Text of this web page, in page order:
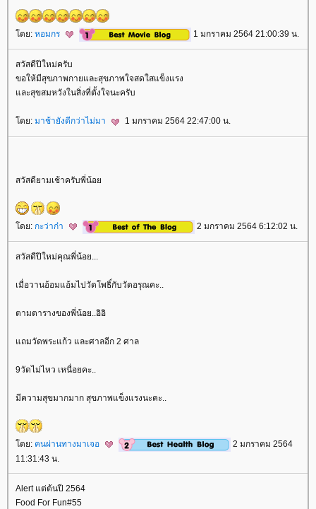
ดย: หอมกร 1 มกราคม 2564 21:00:39 น.
สวัสดีปีใหม่ครับ
ขอให้มีสุขภาพกายและสุขภาพใจสดใสแข็งแรง
ละสุขสมหวังในสิ่งที่ตั้งใจนะครับ
ดย: มาช้ายังดีกว่าไม่มา 1 มกราคม 2564 22:47:00 น.
สวัสดียามเช้าครับพี่น้อ
ดย: กะว่าก๋า 2 มกราคม 2564 6:12:02 น.
สวัสดีปีใหม่คุณพี่น้อย...
เมื่อวานอ้อมแอ้มไปวัดโพธิ์กับวัดอรุณคะ..
ตามตารางของพี่น้อย..อิอิ
ถมวัดพระแก้ว และศาลอีก 2 ศาล
9วัดไม่ไหว เหนื่อยคะ..
มีความสุขมากมาก สุขภาพแข็งแรงนะคะ..
ดย: คนผ่านทางมาเจอ
2 มกราคม 2564
11:31:43 น.
Alert แต่ต้นปี 2564
Food For Fun#55